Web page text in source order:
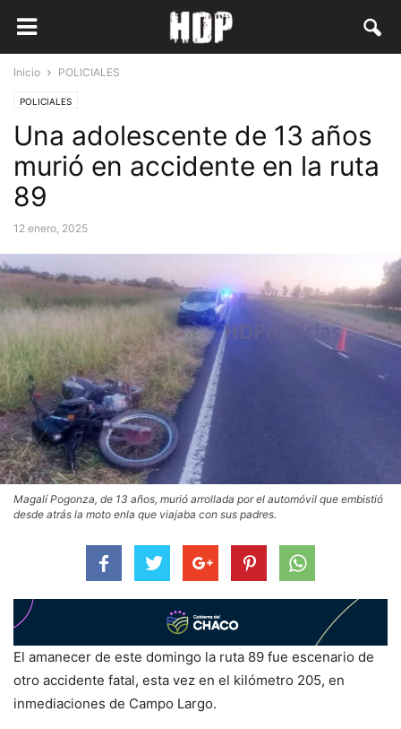
Inicio POLICIALES
POLICIALES
Una adolescente de 13 años
murió en accidente en la ruta
89
12 enero, 2025
Magalí Pogonza, de 13 años, murió arrollada por el automóvil que embistió
desde atrás la moto enla que viajaba con sus padres.
El amanecer de este domingo la ruta 89 fue escenario de
otro accidente fatal, esta vez en el kilómetro 205, en
inmediaciones de Campo Largo.